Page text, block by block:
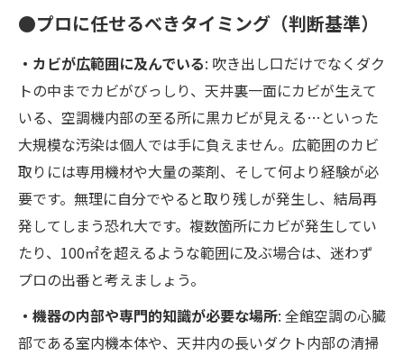
●プロに任せるべきタイミング（判断基準）
・カビが広範囲に及んでいる: 吹き出し口だけでなくダク
トの中までカビがびっしり、天井裏一面にカビが生えて
いる、空調機内部の至る所に黒カビが見える…といった
大規模な汚染は個人では手に負えません。広範囲のカビ
取りには専用機材や大量の薬剤、そして何より経験が必
要です。無理に自分でやると取り残しが発生し、結局再
発してしまう恐れ大です。複数箇所にカビが発生してい
たり、100㎡を超えるような範囲に及ぶ場合は、迷わず
プロの出番と考えましょう。
・機器の内部や専門的知識が必要な場所: 全館空調の心臓
部である室内機本体や、天井内の長いダクト内部の清掃